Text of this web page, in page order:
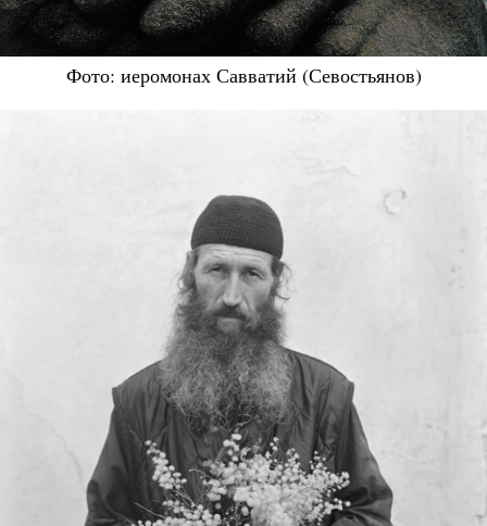
Фото: иеромонах Савватий (Севостьянов)